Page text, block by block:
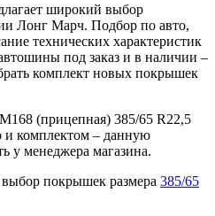
широкий выбор
Лонг Марч. Подбор по авто,
технических характеристик
под заказ и в наличии –
комплект новых покрышек
(прицепная) 385/65 R22,5
комплектом – данную
у менеджера магазина.
покрышек размера 385/65